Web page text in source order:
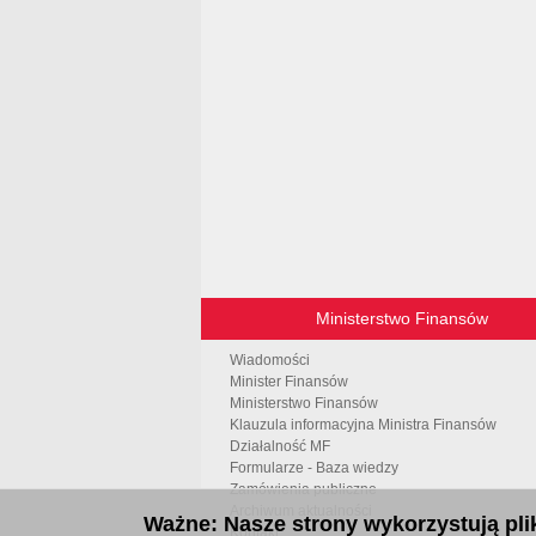
Ministerstwo Finansów
Wiadomości
Minister Finansów
Ministerstwo Finansów
Klauzula informacyjna Ministra Finansów
Działalność MF
Formularze - Baza wiedzy
Zamówienia publiczne
Kontakt
Ważne: Nasze strony wykorzystują